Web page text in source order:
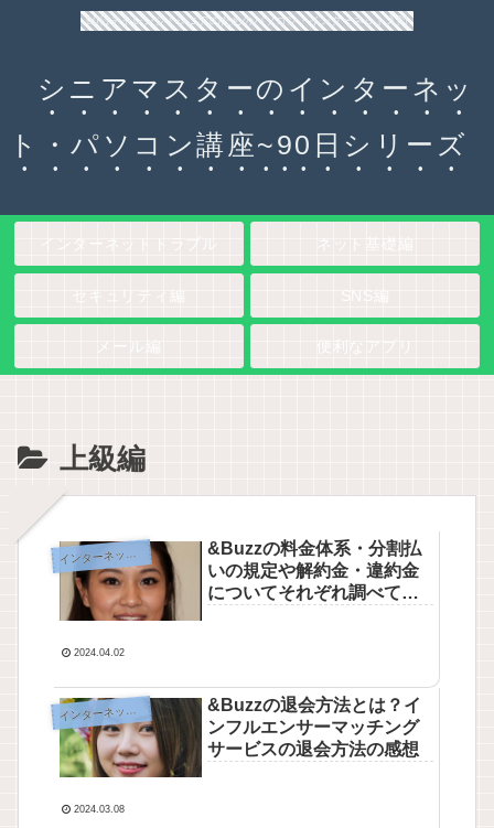
90日チャレンジ！シニアのためのパソコン・インターネット入門
シニアマスターのインターネッ
ト・パソコン講座~90日シリーズ
上級編
イ ンターネット基礎編
&Buzzの料金体系・分割払
いの規定や解約金・違約金
についてそれぞれ調べてみ
2024.04.02
イ ンターネット基礎編
&Buzzの退会方法とは？イ
ンフルエンサーマッチング
サービスの退会方法の感想
2024.03.08